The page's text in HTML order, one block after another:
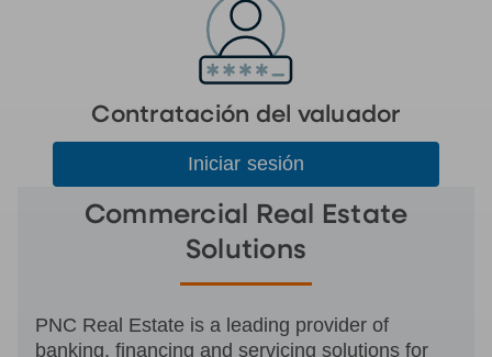
Contratación del valuador
Iniciar sesión
Commercial Real Estate
Solutions
PNC Real Estate is a leading provider of
banking, financing and servicing solutions for